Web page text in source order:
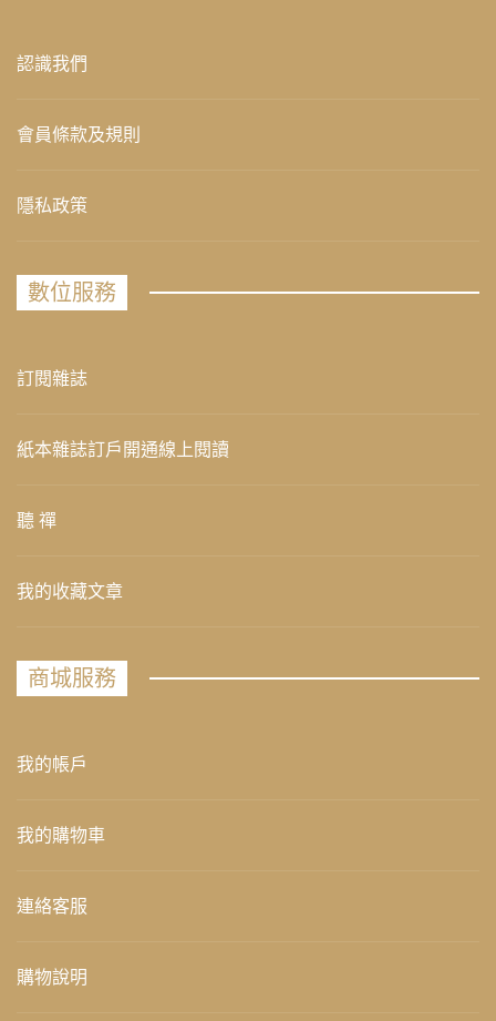
認識我們
會員條款及規則
隱私政策
數位服務
訂閱雜誌
紙本雜誌訂戶開通線上閱讀
聽 禪
我的收藏文章
商城服務
我的帳戶
我的購物車
連絡客服
購物說明